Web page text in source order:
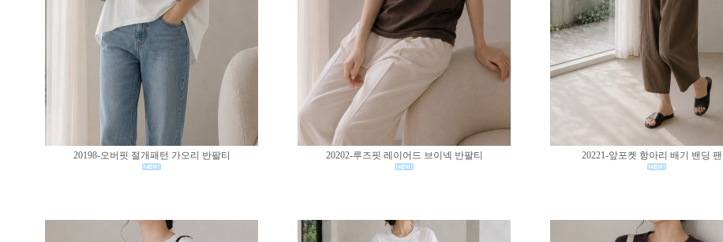
20198-오버핏 절개패턴 가오리 반팔티 20202-루즈핏 레이어드 브이넥 반팔티 20221-앞포켓 항아리 배기 밴딩